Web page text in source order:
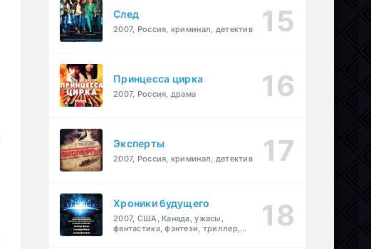
След
2007, Россия, криминал, детектив
Принцесса цирка
2007, Россия, драма
Эксперты
2007, Россия, криминал, детектив
Хроники будущего
2007, США, Канада, ужасы,
фантастика, фэнтези, триллер,